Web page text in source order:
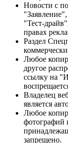
Новости с
"Тест-
правах
Раздел
Любое
другое
ссылку на
Владелец
является
Любое
фотографий
запрещено.